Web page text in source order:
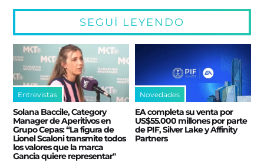
SEGUÍ LEYENDO
Entrevistas
Solana Baccile, Category
Manager de Aperitivos en
Grupo Cepas: “La figura de
Lionel Scaloni transmite todos
los valores que la marca
Gancia quiere representar"
Novedades
EA completa su venta por
US$55.000 millones por parte
de PIF, Silver Lake y Affinity
Partners